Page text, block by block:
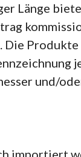
Länge
und/
importiert